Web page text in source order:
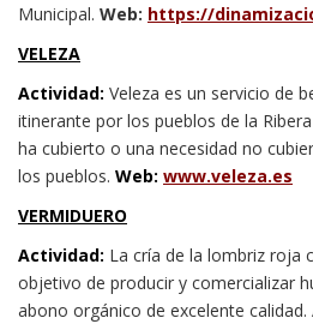
Municipal. Web: https://
VELEZA
Actividad: Veleza es un servicio de
itinerante por los pueblos de la
ha cubierto o una necesidad no
los pueblos. Web: www.veleza.es
VERMIDUERO
Actividad: La cría de la lombriz roja
objetivo de producir y comercializar
abono orgánico de excelente